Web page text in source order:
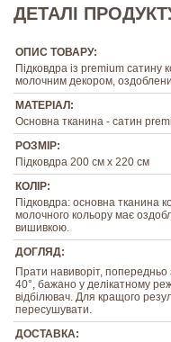
ДЕТАЛІ
ОПИС ТОВАРУ:
Підковдра із premium
молочним декором,
МАТЕРІАЛ:
Основна тканина - сатин
РОЗМІР:
Підковдра 200 см х 220 см
КОЛІР:
Підковдра: основна тканина
молочного кольору має
вишивкою.
ДОГЛЯД:
Прати навиворіт, попередньо
40°, бажано у делікатному
відбілювач. Для кращого
пересушувати.
ДОСТАВКА: